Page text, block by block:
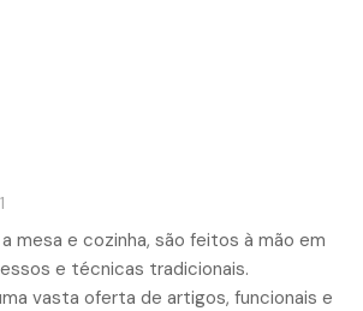
mesa e cozinha, são feitos à mão em
e técnicas tradicionais.
vasta oferta de artigos, funcionais e